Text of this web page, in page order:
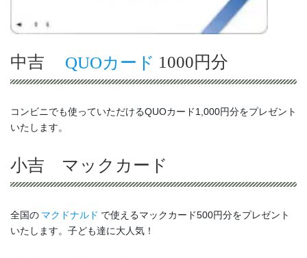
中吉 QUOカード 1000円分
コンビニでも使っていただけるQUOカード1,000円分をプレゼント
いたします。
小吉 マックカード
全国の マクドナルド で使えるマックカード500円分をプレゼント
いたします。子ども達に大人気！